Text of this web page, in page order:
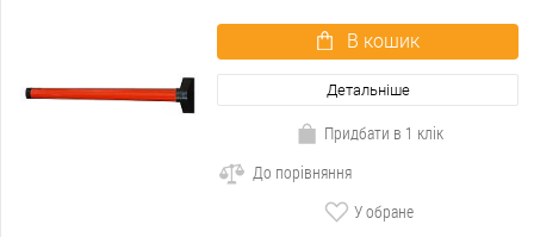
В кошик
Детальніше
Придбати в 1 клік
До порівняння
У обране